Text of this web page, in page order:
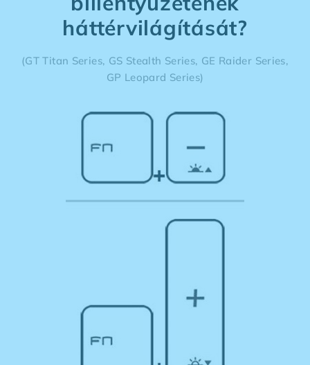
háttérvilágítását?
(GT Titan Series, GS Stealth Series, GE Raider Series,
GP Leopard Series)